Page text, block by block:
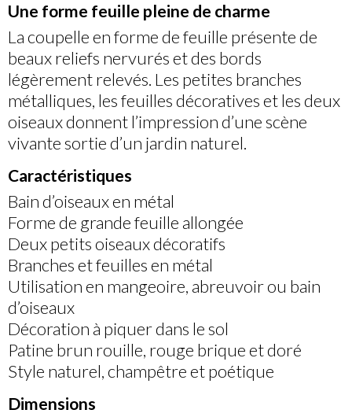
Une forme feuille pleine de charme
La coupelle en forme de feuille présente de
beaux reliefs nervurés et des bords
légèrement relevés. Les petites branches
métalliques, les feuilles décoratives et les deux
oiseaux donnent l’impression d’une scène
vivante sortie d’un jardin naturel.
Caractéristiques
Bain d’oiseaux en métal
Forme de grande feuille allongée
Deux petits oiseaux décoratifs
Branches et feuilles en métal
Utilisation en mangeoire, abreuvoir ou bain
d’oiseaux
Décoration à piquer dans le sol
Patine brun rouille, rouge brique et doré
Style naturel, champêtre et poétique
Dimensions